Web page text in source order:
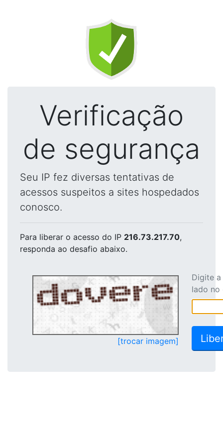
Verificação
de segurança
Seu IP fez diversas tentativas de
acessos suspeitos a sites hospedados
conosco.
Para liberar o acesso do IP 216.73.217.70,
responda ao desafio abaixo.
[trocar imagem]
Digite
lado no